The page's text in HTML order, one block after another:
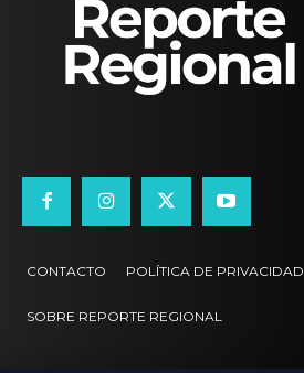
CONTACTO POLÍTICA DE PRIVACIDAD
SOBRE REPORTE REGIONAL